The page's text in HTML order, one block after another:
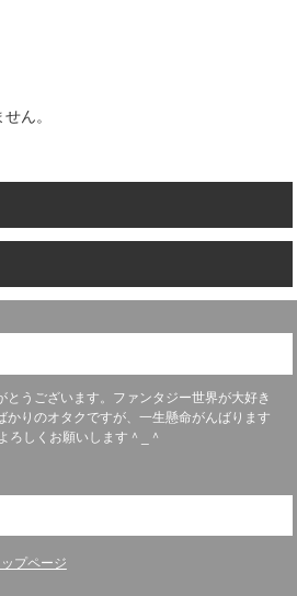
ん。
とうございます。ファンタジー世界が大好き
かりのオタクですが、一生懸命がんばります
ろしくお願いします＾_＾
プページ